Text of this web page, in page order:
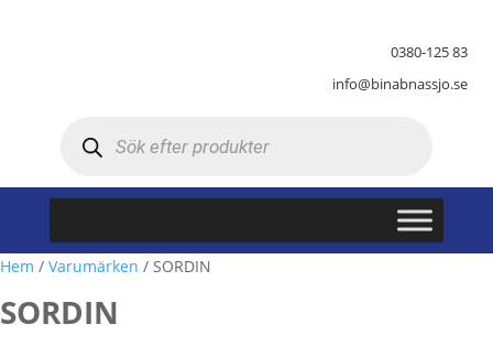
0380-125 83
info@binabnassjo.se
Hem / Varumärken / SORDIN
SORDIN